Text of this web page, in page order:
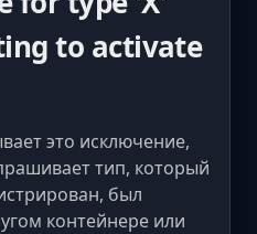
to activate
это исключение,
тип, который
был
контейнере или